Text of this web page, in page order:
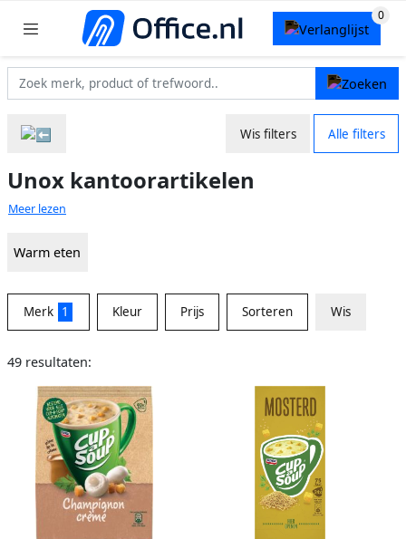
Wis filters Alle filters
Unox kantoorartikelen
Meer lezen
Warm eten
Merk 1 Kleur Prijs Sorteren Wis
49 resultaten: